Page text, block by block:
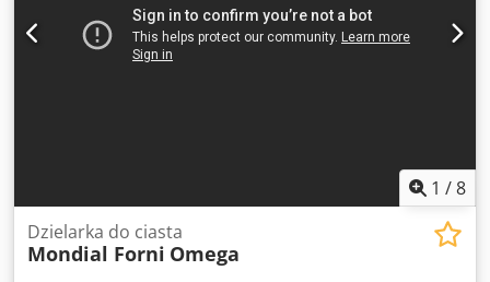
1 /8
Dzielarka do ciasta
Mondial Forni Omega